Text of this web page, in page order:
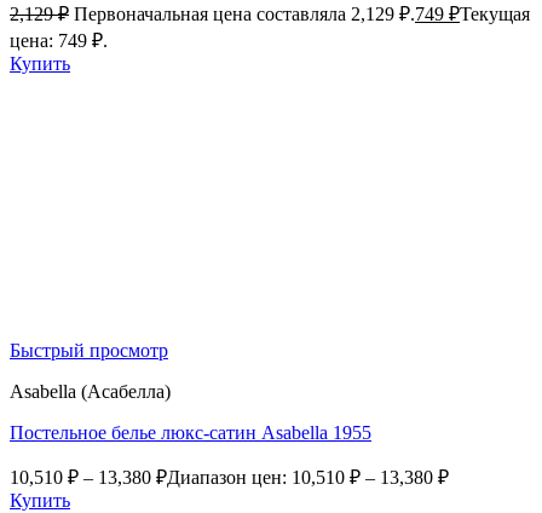
2,129₽ Первоначальная цена составляла 2,129 ₽.749 ₽Текущая
цена: 749 ₽.
Купить
Быстрый просмотр
Asabella (Асабелла)
Постельное белье люкс-сатин Asabella 1955
10,510 ₽ – 13,380 ₽Диапазон цен: 10,510 ₽ – 13,380 ₽
Купить